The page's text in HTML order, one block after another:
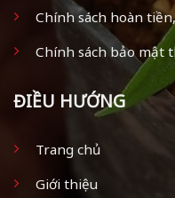
Chính sách hoàn
Chính sách bảo mật
ĐIỀU HƯỚNG
Trang chủ
Giới thiệu